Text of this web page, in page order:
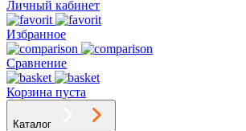
Личный кабинет
Избранное
Сравнение
Корзина пуста
Каталог